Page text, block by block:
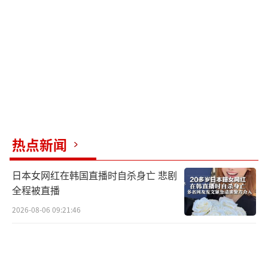
热点新闻
日本女网红在韩国直播时自杀身亡 悲剧
全程被直播
2026-08-06 09:21:46